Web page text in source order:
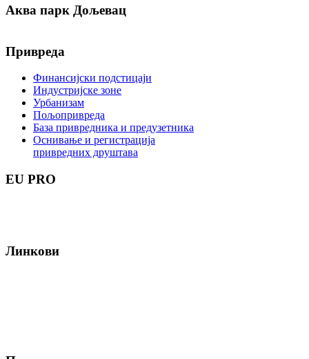
Аква парк Дољевац
Привреда
Финансијски подстицаји
Индустријске зоне
Урбанизам
Пољопривреда
База привредника и предузетника
Оснивање и регистрација
привредних друштава
EU PRO
Линкови